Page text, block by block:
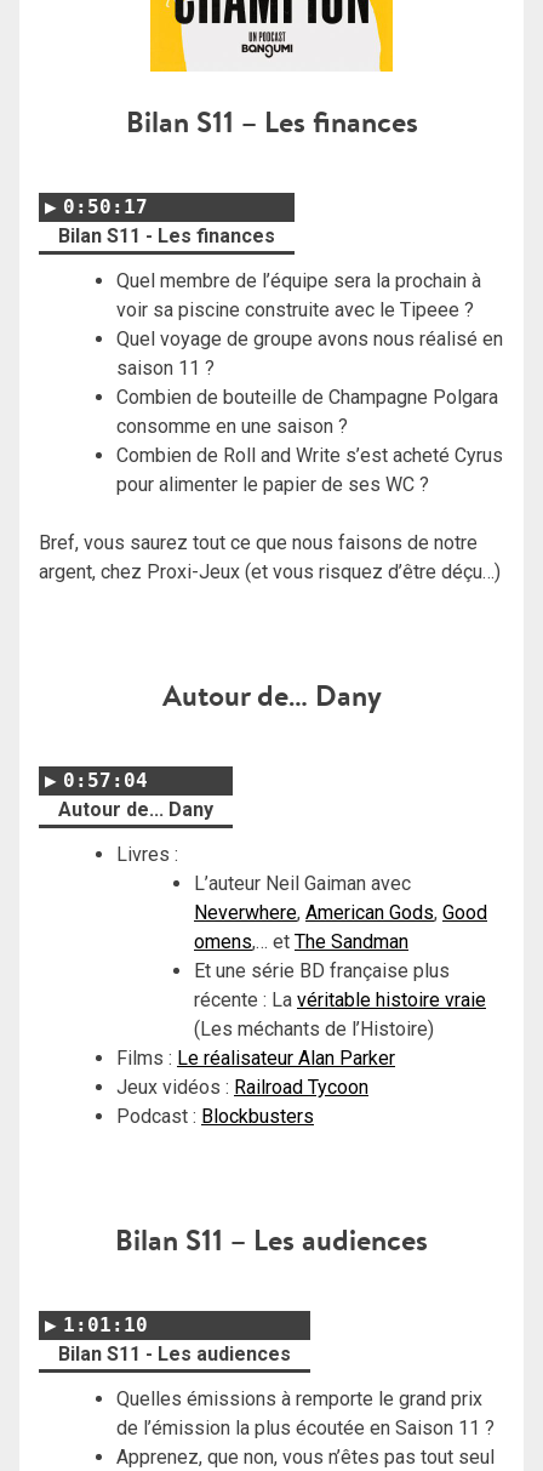
Bilan S11 – Les finances
0:50:17
Bilan S11 - Les finances
Quel membre de l’équipe sera la prochain à
voir sa piscine construite avec le Tipeee ?
Quel voyage de groupe avons nous réalisé en
saison 11 ?
Combien de bouteille de Champagne Polgara
consomme en une saison ?
Combien de Roll and Write s’est acheté Cyrus
pour alimenter le papier de ses WC ?
Bref, vous saurez tout ce que nous faisons de notre
argent, chez Proxi-Jeux (et vous risquez d’être déçu…)
Autour de… Dany
0:57:04
Autour de... Dany
Livres :
L’auteur Neil Gaiman avec
Neverwhere, American Gods, Good
omens,… et The Sandman
Et une série BD française plus
récente : La véritable histoire vraie
(Les méchants de l’Histoire)
Films : Le réalisateur Alan Parker
Jeux vidéos : Railroad Tycoon
Podcast : Blockbusters
Bilan S11 – Les audiences
1:01:10
Bilan S11 - Les audiences
Quelles émissions à remporte le grand prix
de l’émission la plus écoutée en Saison 11 ?
Apprenez, que non, vous n’êtes pas tout seul